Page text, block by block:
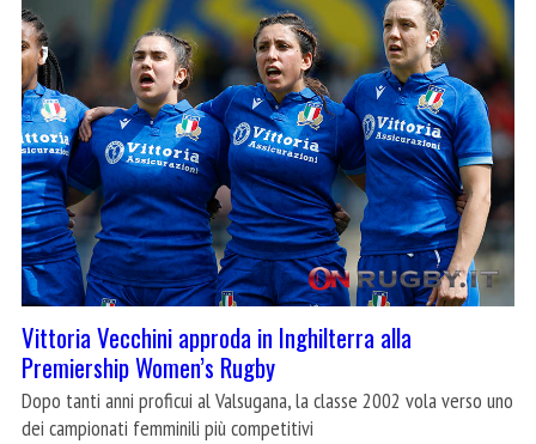
Vittoria Vecchini approda in Inghilterra alla
Premiership Women’s Rugby
Dopo tanti anni proficui al Valsugana, la classe 2002 vola verso uno
dei campionati femminili più competitivi